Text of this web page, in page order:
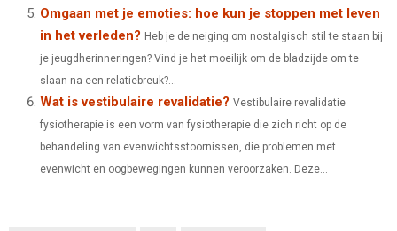
Omgaan met je emoties: hoe kun je stoppen met leven
in het verleden? Heb je de neiging om nostalgisch stil te staan bij
je jeugdherinneringen? Vind je het moeilijk om de bladzijde om te
slaan na een relatiebreuk?...
Wat is vestibulaire revalidatie? Vestibulaire revalidatie
fysiotherapie is een vorm van fysiotherapie die zich richt op de
behandeling van evenwichtsstoornissen, die problemen met
evenwicht en oogbewegingen kunnen veroorzaken. Deze...